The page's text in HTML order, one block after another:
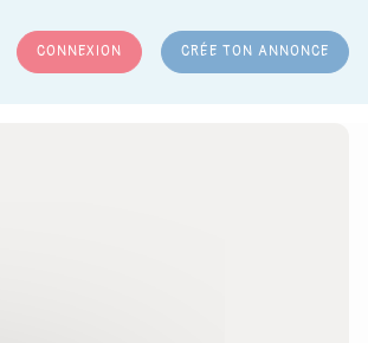
CONNEXION CRÉE TON ANNONCE